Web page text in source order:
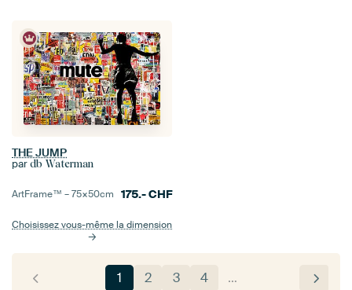
THE JUMP
par db Waterman
ArtFrame™ –75×50cm 175.-CHF
Choisissez vous-même la dimension
1 2 3 4 …